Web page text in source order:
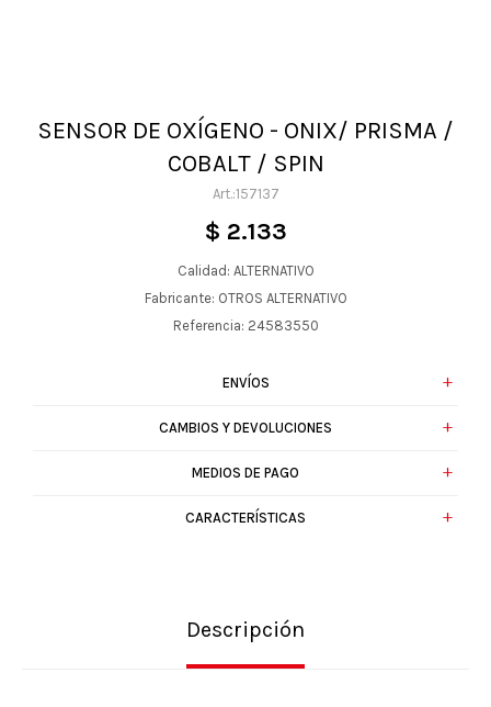
SENSOR DE OXÍGENO - ONIX/ PRISMA /
COBALT / SPIN
157137
$ 2.133
Calidad: ALTERNATIVO
Fabricante: OTROS ALTERNATIVO
Referencia: 24583550
ENVÍOS
CAMBIOS Y DEVOLUCIONES
MEDIOS DE PAGO
CARACTERÍSTICAS
Descripción